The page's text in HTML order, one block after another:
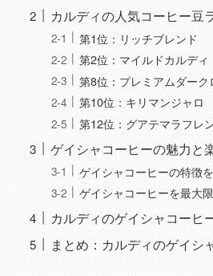
カルディの人気コーヒー豆
第1位：リッチブレンド
第2位：マイルドカルディ
第8位：プレミアムダーク
第10位：キリマンジャロ
第12位：グアテマラフレ
ゲイシャコーヒーの魅力と
ゲイシャコーヒーの特徴
ゲイシャコーヒーを最大
カルディのゲイシャコーヒ
まとめ：カルディのゲイシ